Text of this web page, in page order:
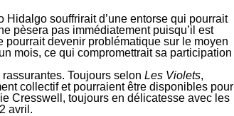
Hidalgo souffrirait d’une entorse qui pourrait
pèsera pas immédiatement puisqu’il est
devenir problématique sur le moyen
mois, ce qui compromettrait sa participation
Toujours selon Les Violets,
collectif et pourraient être disponibles pour
Cresswell, toujours en délicatesse avec les
avril.